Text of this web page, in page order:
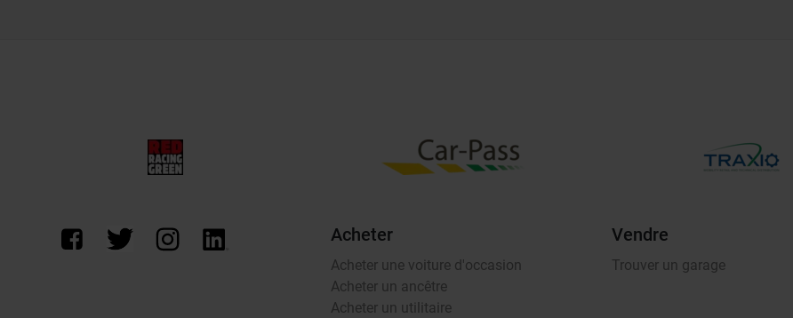
Acheter
Acheter une voiture d'occasion
Acheter un ancêtre
Acheter un utilitaire
Vendre
Trouver un garage